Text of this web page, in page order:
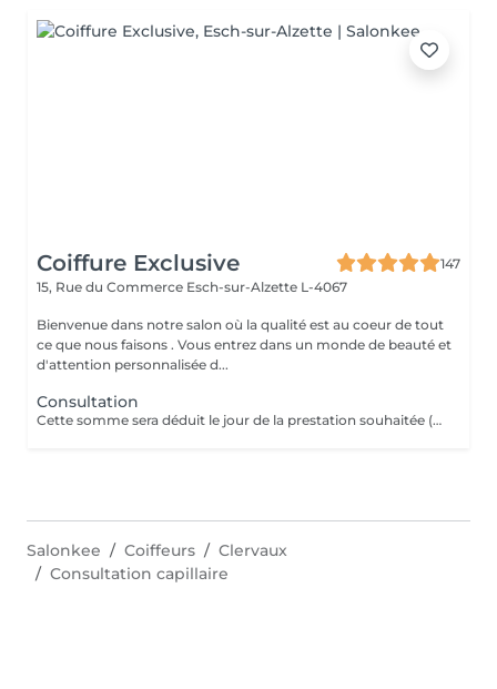
Coiffure Exclusive
147
15, Rue du Commerce Esch-sur-Alzette L-4067
Bienvenue dans notre salon où la qualité est au coeur de tout
ce que nous faisons . Vous entrez dans un monde de beauté et
d'attention personnalisée d...
Consultation
Cette somme sera déduit le jour de la prestation souhaitée ( a valoir dans les 3 mois qui suivent la consultations)
Salonkee Coiffeurs
Clervaux
Consultation capillaire